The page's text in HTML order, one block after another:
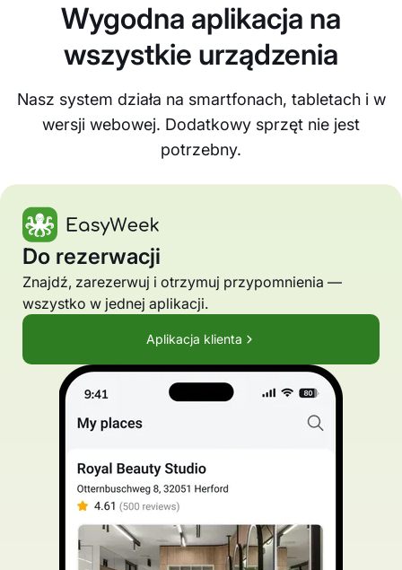
Wygodna aplikacja na
wszystkie urządzenia
Nasz system działa na smartfonach, tabletach i w
wersji webowej. Dodatkowy sprzęt nie jest
potrzebny.
Do rezerwacji
Znajdź, zarezerwuj i otrzymuj przypomnienia —
wszystko w jednej aplikacji.
Aplikacja klienta